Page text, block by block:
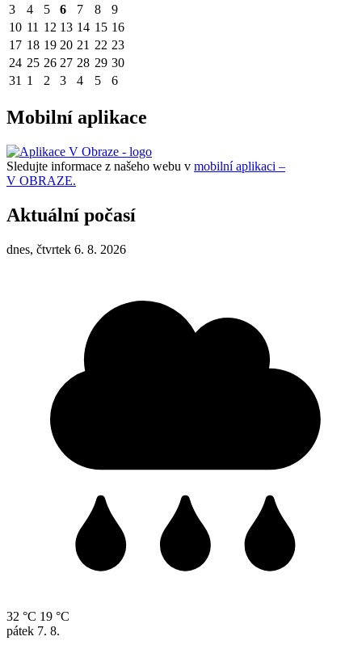
3
4 5 6 7 8
9
10 11 12 13 14 15 16
17 18 19 20 21 22 23
24 25 26 27 28 29 30
31 1 2 3 4 5 6
Mobilní aplikace
Sledujte informace z našeho webu v mobilní aplikaci –
V OBRAZE.
Aktuální počasí
dnes, čtvrtek 6. 8. 2026
32 °C 19 °C
pátek 7. 8.